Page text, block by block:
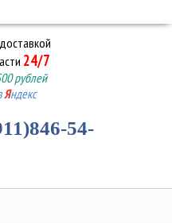
24/7
рублей
Яндекс
54-